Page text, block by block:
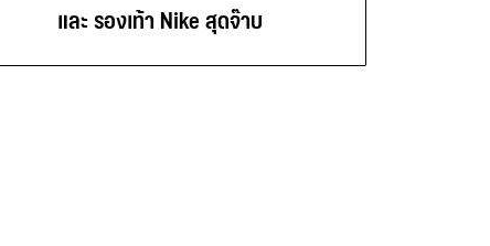
และ รองเท้า Nike สุดจ๊าบ